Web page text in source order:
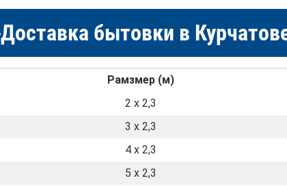
Доставка бытовки в
Рамзмер (м)
2 х 2,3
3 х 2,3
4 х 2,3
5 х 2,3